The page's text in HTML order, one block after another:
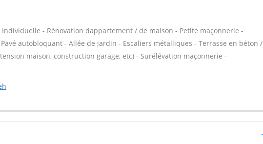
- Rénovation dappartement / de maison - Petite maçonnerie -
autobloquant - Allée de jardin - Escaliers métalliques - Terrasse en béton /
maison, construction garage, etc) - Surélévation maçonnerie -